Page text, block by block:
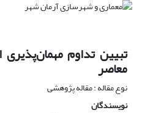
تبیین تداوم مهمان‌پذیری
معاصر
نوع مقاله : مقاله پژوهشی
نویسندگان